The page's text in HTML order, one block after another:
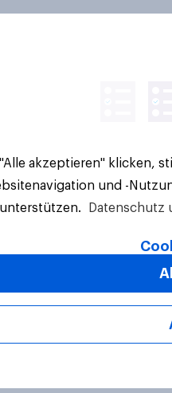
Rechte vorbehalten.
akzeptieren" klicken,
und -
Datenschutz